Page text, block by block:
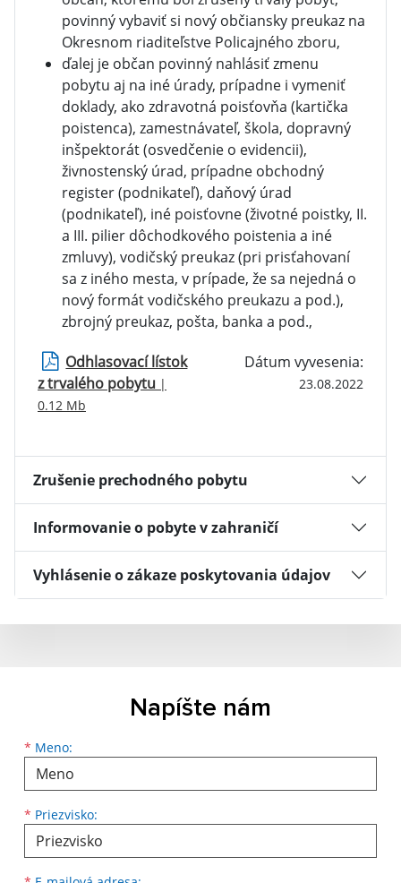
povinný vybaviť si nový občiansky preukaz na
Okresnom riaditeľstve Policajného zboru,
ďalej je občan povinný nahlásiť zmenu
pobytu aj na iné úrady, prípadne i vymeniť
doklady, ako zdravotná poisťovňa (kartička
poistenca), zamestnávateľ, škola, dopravný
inšpektorát (osvedčenie o evidencii),
živnostenský úrad, prípadne obchodný
register (podnikateľ), daňový úrad
(podnikateľ), iné poisťovne (životné poistky, II.
a III. pilier dôchodkového poistenia a iné
zmluvy), vodičský preukaz (pri prisťahovaní
sa z iného mesta, v prípade, že sa nejedná o
nový formát vodičského preukazu a pod.),
zbrojný preukaz, pošta, banka a pod.,
Odhlasovací lístok
z trvalého pobytu |
0.12 Mb
Dátum vyvesenia:
23.08.2022
Zrušenie prechodného pobytu
Informovanie o pobyte v zahraničí
Vyhlásenie o zákaze poskytovania údajov
Napíšte nám
* Meno:
* Priezvisko: